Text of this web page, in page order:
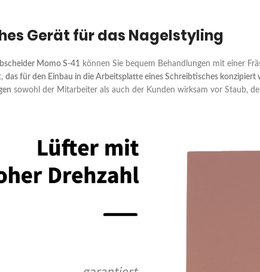
Gerät für das Nagelstyling
Momo S-41können Sie bequem Behandlungen mit einer
das für den Einbau in die Arbeitsplatte eines Schreibtisches konzipiert
sowohl der Mitarbeiter als auch der Kunden wirksam vor Staub,